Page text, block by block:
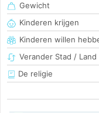
Gewicht
Kinderen krijgen
Kinderen willen
Verander Stad /
De religie